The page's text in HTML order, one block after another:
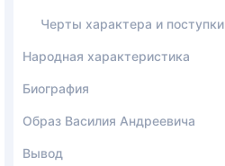
Черты характера и поступки
Народная характеристика
Биография
Образ Василия Андреевича
Вывод